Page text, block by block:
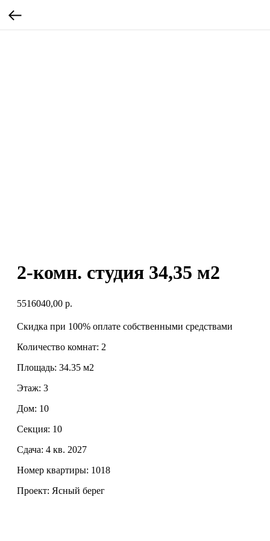
2-комн. студия 34,35 м2
5516040,00 р.
Скидка при 100% оплате собственными средствами
Количество комнат: 2
Площадь: 34.35 м2
Этаж: 3
Дом: 10
Секция: 10
Сдача: 4 кв. 2027
Номер квартиры: 1018
Проект: Ясный берег